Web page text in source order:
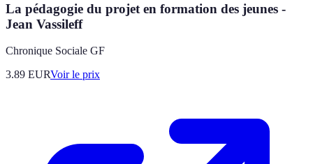
La pédagogie du projet en formation des jeunes -
Jean Vassileff
Chronique Sociale GF
3.89 EURVoir le prix